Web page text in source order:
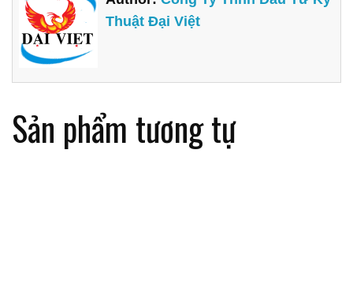
Thuật Đại Việt
Sản phẩm tương tự